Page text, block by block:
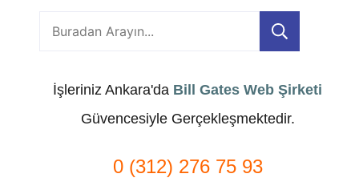
İşleriniz Ankara'da Bill Gates Web Şirketi
Güvencesiyle Gerçekleşmektedir.
0 (312) 276 75 93